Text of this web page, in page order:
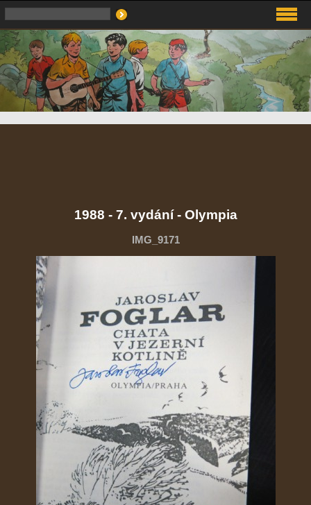
1988 - 7. vydání - Olympia
IMG_9171